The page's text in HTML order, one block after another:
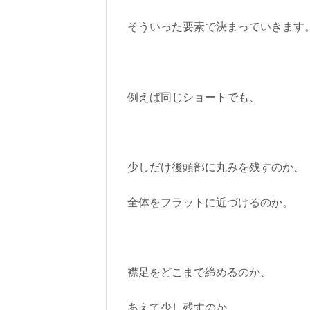
そういった要素で決まっていきます
例えば同じショートでも、
少しだけ後頭部に丸みを残すのか、
全体をフラットに近づけるのか。
襟足をどこまで締めるのか、